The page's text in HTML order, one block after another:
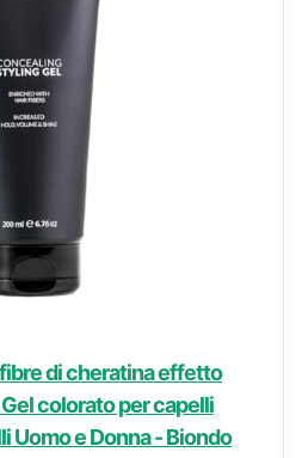
di cheratina effetto
colorato per capelli
Uomo e Donna - Biondo